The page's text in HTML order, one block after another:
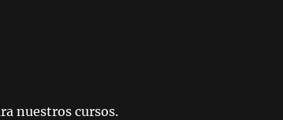
nuestros cursos.